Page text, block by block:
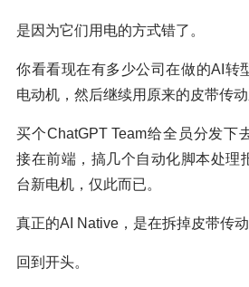
是因为它们用电的方式错了。
你看看现在有多少公司在做的AI转
电动机，然后继续用原来的皮带传动
买个ChatGPT Team给全员分发下
接在前端，搞几个自动化脚本处理
台新电机，仅此而已。
真正的AI Native，是在拆掉皮带传动
回到开头。